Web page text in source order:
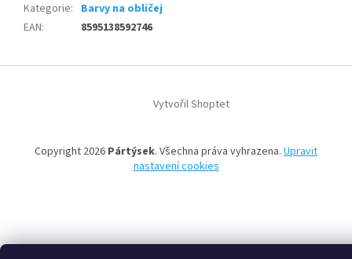
Kategorie: Barvy na obličej
EAN: 8595138592746
Vytvořil Shoptet
Copyright 2026 Pártýsek. Všechna práva vyhrazena. Upravit
nastavení cookies